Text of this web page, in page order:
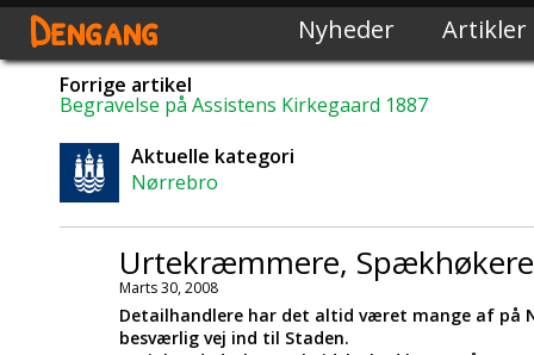
Dengang Nyheder Artikler
Forrige artikel
Begravelse på Assistens Kirkegaard 1887
Aktuelle kategori
Nørrebro
Urtekræmmere,
Marts 30, 2008
Detailhandlere har det altid været mange af på
besværlig vej ind til Staden.